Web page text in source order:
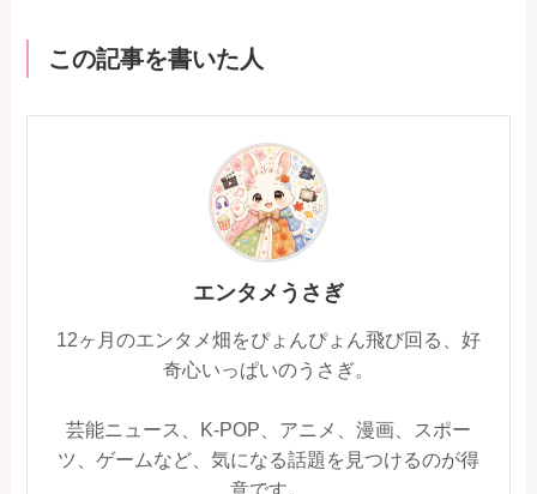
この記事を書いた人
エンタメうさぎ
12ヶ月のエンタメ畑をぴょんぴょん飛び回る、好
奇心いっぱいのうさぎ。
芸能ニュース、K-POP、アニメ、漫画、スポー
ツ、ゲームなど、気になる話題を見つけるのが得
意です。